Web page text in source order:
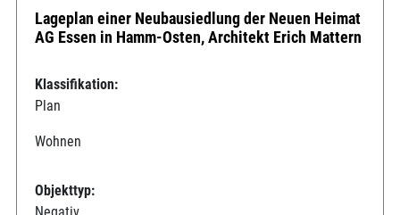
Lageplan einer Neubausiedlung der Neuen Heimat
AG Essen in Hamm-Osten, Architekt Erich Mattern
Klassifikation:
Plan
Wohnen
Objekttyp: